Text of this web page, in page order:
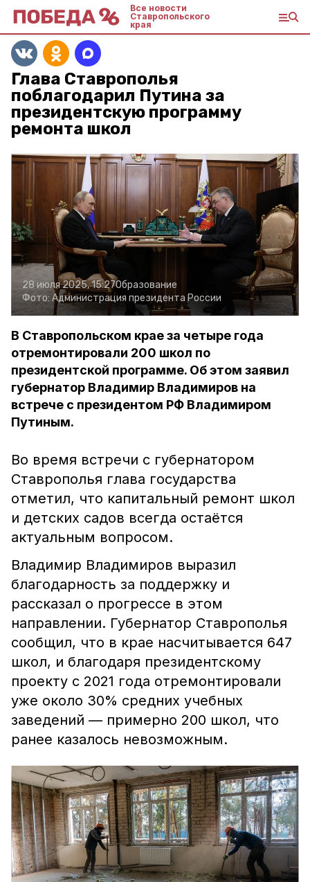
Все новости
Ставропольского
края
Глава Ставрополья
поблагодарил Путина за
президентскую программу
ремонта школ
28 июля 2025, 15:27Образование
Фото:Администрация президента России
В Ставропольском крае за четыре года
отремонтировали 200 школ по
президентской программе. Об этом заявил
губернатор Владимир Владимиров на
встрече с президентом РФ Владимиром
Путиным.
Во время встречи с губернатором
Ставрополья глава государства
отметил, что капитальный ремонт школ
и детских садов всегда остаётся
актуальным вопросом.
Владимир Владимиров выразил
благодарность за поддержку и
рассказал о прогрессе в этом
направлении. Губернатор Ставрополья
сообщил, что в крае насчитывается 647
школ, и благодаря президентскому
проекту с 2021 года отремонтировали
уже около 30% средних учебных
заведений — примерно 200 школ, что
ранее казалось невозможным.